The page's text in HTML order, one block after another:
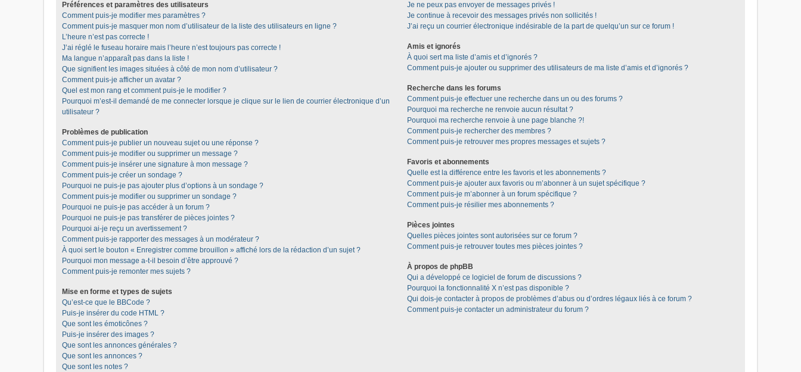
Préférences et paramètres des utilisateurs
Comment puis-je modifier mes paramètres ?
Comment puis-je masquer mon nom d’utilisateur de la liste des utilisateurs en ligne ?
L’heure n’est pas correcte !
J’ai réglé le fuseau horaire mais l’heure n’est toujours pas correcte !
Ma langue n’apparaît pas dans la liste !
Que signifient les images situées à côté de mon nom d’utilisateur ?
Comment puis-je afficher un avatar ?
Quel est mon rang et comment puis-je le modifier ?
Pourquoi m’est-il demandé de me connecter lorsque je clique sur le lien de courrier électronique d’un
utilisateur ?
Problèmes de publication
Comment puis-je publier un nouveau sujet ou une réponse ?
Comment puis-je modifier ou supprimer un message ?
Comment puis-je insérer une signature à mon message ?
Comment puis-je créer un sondage ?
Pourquoi ne puis-je pas ajouter plus d’options à un sondage ?
Comment puis-je modifier ou supprimer un sondage ?
Pourquoi ne puis-je pas accéder à un forum ?
Pourquoi ne puis-je pas transférer de pièces jointes ?
Pourquoi ai-je reçu un avertissement ?
Comment puis-je rapporter des messages à un modérateur ?
À quoi sert le bouton « Enregistrer comme brouillon » affiché lors de la rédaction d’un sujet ?
Pourquoi mon message a-t-il besoin d’être approuvé ?
Comment puis-je remonter mes sujets ?
Mise en forme et types de sujets
Qu’est-ce que le BBCode ?
Puis-je insérer du code HTML ?
Que sont les émoticônes ?
Puis-je insérer des images ?
Que sont les annonces générales ?
Que sont les annonces ?
Que sont les notes ?
Je ne peux pas envoyer de messages privés !
Je continue à recevoir des messages privés non sollicités !
J’ai reçu un courrier électronique indésirable de la part de quelqu’un sur ce forum !
Amis et ignorés
À quoi sert ma liste d’amis et d’ignorés ?
Comment puis-je ajouter ou supprimer des utilisateurs de ma liste d’amis et d’ignorés ?
Recherche dans les forums
Comment puis-je effectuer une recherche dans un ou des forums ?
Pourquoi ma recherche ne renvoie aucun résultat ?
Pourquoi ma recherche renvoie à une page blanche ?!
Comment puis-je rechercher des membres ?
Comment puis-je retrouver mes propres messages et sujets ?
Favoris et abonnements
Quelle est la différence entre les favoris et les abonnements ?
Comment puis-je ajouter aux favoris ou m’abonner à un sujet spécifique ?
Comment puis-je m’abonner à un forum spécifique ?
Comment puis-je résilier mes abonnements ?
Pièces jointes
Quelles pièces jointes sont autorisées sur ce forum ?
Comment puis-je retrouver toutes mes pièces jointes ?
À propos de phpBB
Qui a développé ce logiciel de forum de discussions ?
Pourquoi la fonctionnalité X n’est pas disponible ?
Qui dois-je contacter à propos de problèmes d’abus ou d’ordres légaux liés à ce forum ?
Comment puis-je contacter un administrateur du forum ?